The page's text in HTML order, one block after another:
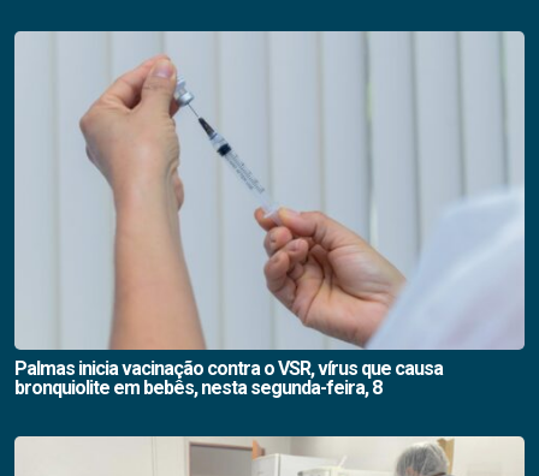
Palmas inicia vacinação contra o VSR, vírus que causa
bronquiolite em bebês, nesta segunda-feira, 8